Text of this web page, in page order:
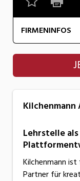
FIRMENINFOS
Kilchenmann
Kilchenmann
Lehrstelle
Kilchenmann ist
Partner für